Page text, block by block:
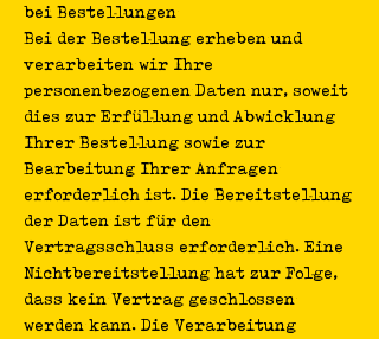
bei Bestellungen
Bei der Bestellung erheben und
verarbeiten wir Ihre
personenbezogenen Daten nur, soweit
dies zur Erfüllung und Abwicklung
Ihrer Bestellung sowie zur
Bearbeitung Ihrer Anfragen
erforderlich ist. Die Bereitstellung
der Daten ist für den
Vertragsschluss erforderlich. Eine
Nichtbereitstellung hat zur Folge,
dass kein Vertrag geschlossen
werden kann. Die Verarbeitung